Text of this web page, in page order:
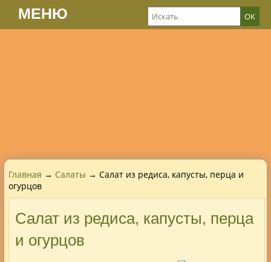
МЕНЮ
Главная → Салаты → Салат из редиса, капусты, перца и
огурцов
Салат из редиса, капусты, перца
и огурцов